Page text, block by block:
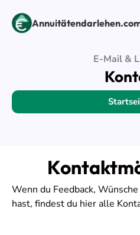
E-Mail &
Wenn du Feedback,
hast, findest du hier alle